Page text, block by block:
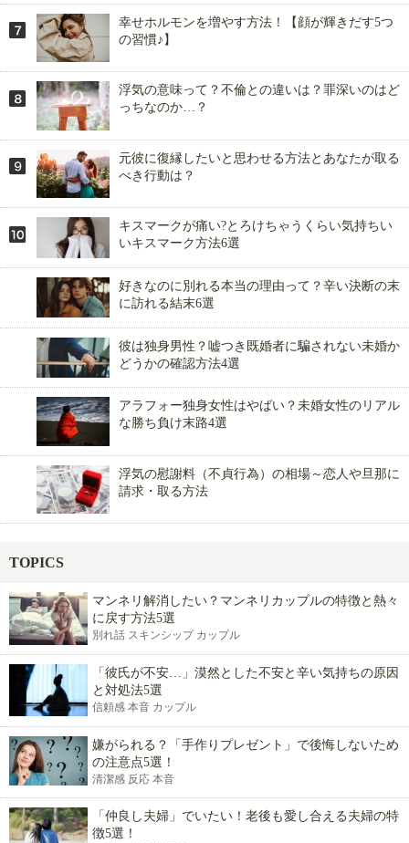
幸せホルモンを増やす方法！【顔が輝きだす5つ
の習慣♪】
浮気の意味って？不倫との違いは？罪深いのはど
っちなのか…？
元彼に復縁したいと思わせる方法とあなたが取る
べき行動は？
キスマークが痛い?とろけちゃうくらい気持ちい
いキスマーク方法6選
好きなのに別れる本当の理由って？辛い決断の末
に訪れる結末6選
彼は独身男性？嘘つき既婚者に騙されない未婚か
どうかの確認方法4選
アラフォー独身女性はやばい？未婚女性のリアル
な勝ち負け末路4選
浮気の慰謝料（不貞行為）の相場～恋人や旦那に
請求・取る方法
TOPICS
マンネリ解消したい？マンネリカップルの特徴と熱々
に戻す方法5選
別れ話 スキンシップ カップル
「彼氏が不安…」漠然とした不安と辛い気持ちの原因
と対処法5選
信頼感 本音 カップル
嫌がられる？「手作りプレゼント」で後悔しないため
の注意点5選！
清潔感 反応 本音
「仲良し夫婦」でいたい！老後も愛し合える夫婦の特
徴5選！